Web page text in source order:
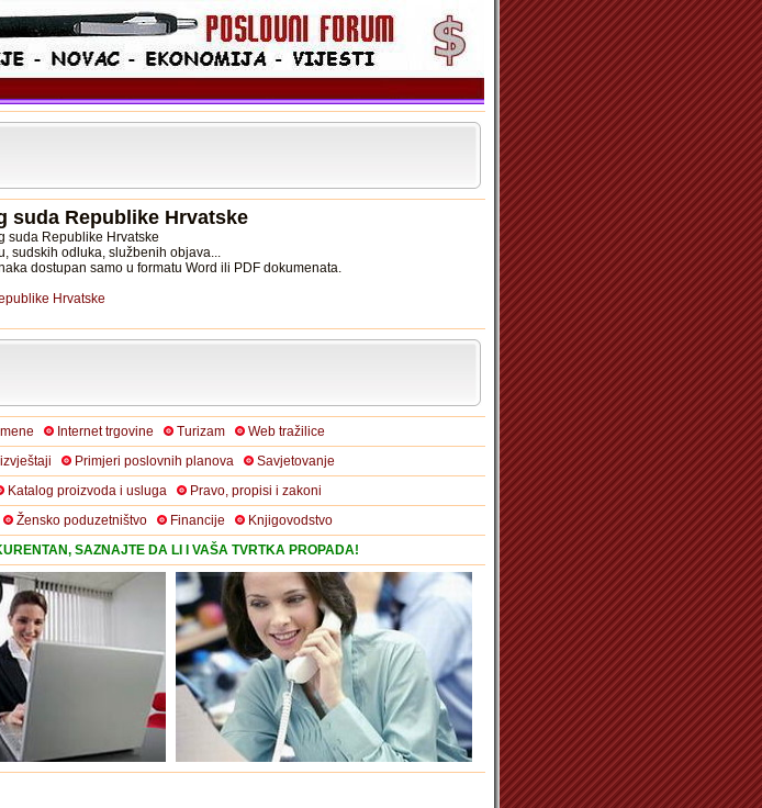
suda Republike Hrvatske
suda Republike Hrvatske
sudskih odluka, službenih objava...
dostupan samo u formatu Word ili PDF dokumenata.
Hrvatske
Internet trgovine Turizam
Web tražilice
Primjeri poslovnih planova
Savjetovanje
Katalog proizvoda i usluga
Pravo, propisi i zakoni
Žensko poduzetništvo Financije
Knjigovodstvo
SAZNAJTE DA LI I VAŠA TVRTKA PROPADA!